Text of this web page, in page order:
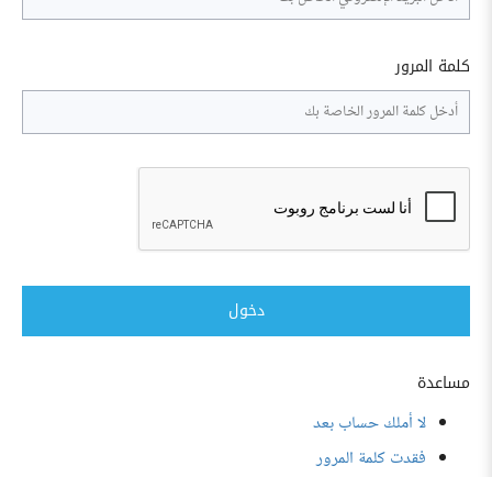
كلمة المرور
دخول
مساعدة
لا أملك حساب بعد
فقدت كلمة المرور